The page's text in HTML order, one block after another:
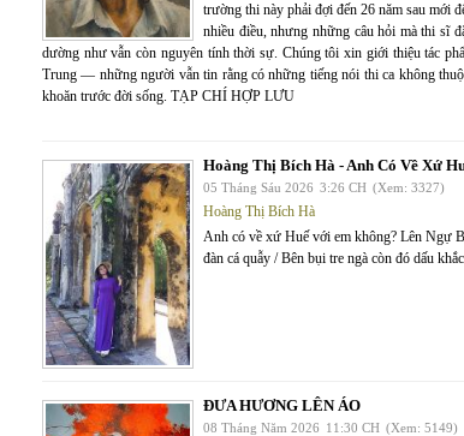
trường thi này phải đợi đến 26 năm sau mới
nhiều điều, nhưng những câu hỏi mà thi sĩ
dường như vẫn còn nguyên tính thời sự. Chúng tôi xin giới thiệu tác
Trung — những người vẫn tin rằng có những tiếng nói thi ca không
khoăn trước đời sống. TẠP CHÍ HỢP LƯU
Hoàng Thị Bích Hà - Anh Có Về Xứ
05 Tháng Sáu 2026 3:26 CH (Xem: 3327)
Hoàng Thị Bích Hà
Anh có về xứ Huế với em không? Lên Ngự
đàn cá quẫy / Bên bụi tre ngà còn đó dấu
ĐƯA HƯƠNG LÊN ÁO
08 Tháng Năm 2026 11:30 CH (Xem: 5149)